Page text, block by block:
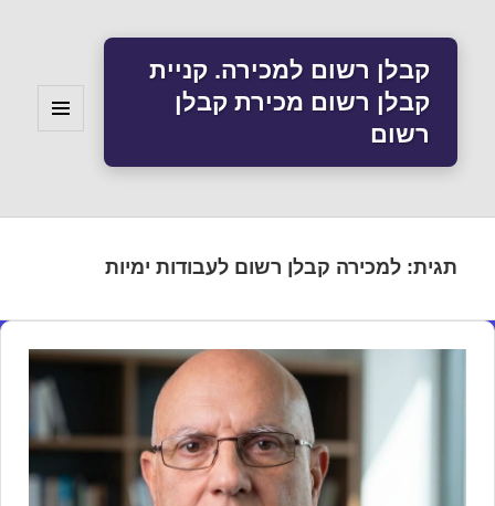
קבלן רשום למכירה. קניית
קבלן רשום מכירת קבלן
רשום
תגית:למכירה קבלן רשום לעבודות ימיות